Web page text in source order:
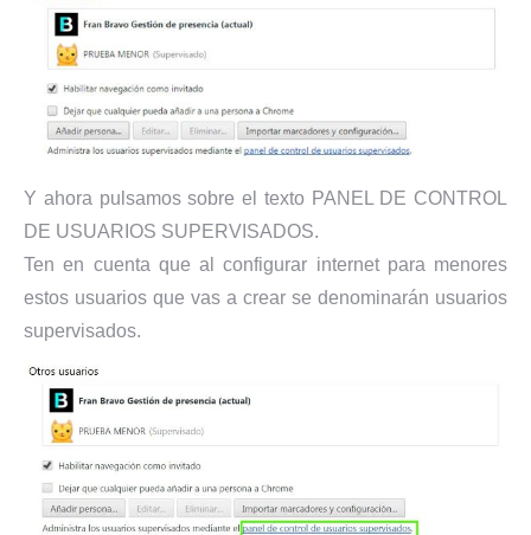
Y ahora pulsamos sobre el texto PANEL DE CONTROL
DE USUARIOS SUPERVISADOS.
Ten en cuenta que al configurar internet para menores
estos usuarios que vas a crear se denominarán usuarios
supervisados.